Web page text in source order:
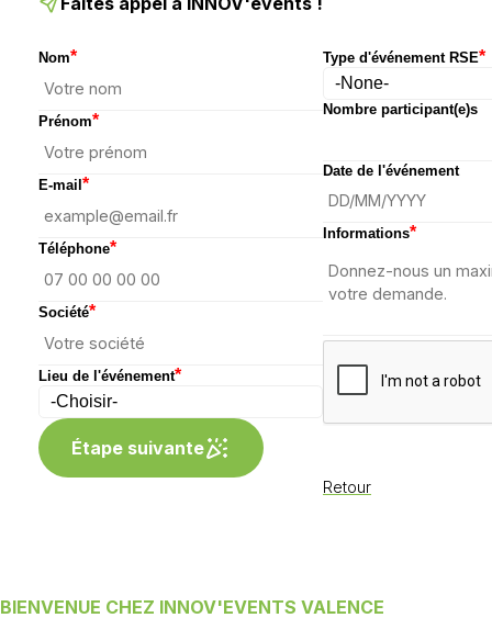
Nom*
Prénom*
E-mail *
Téléphone*
Société*
Lieu de l'événement*
Étape suivante
Type d'événement RSE*
Nombre participant(e)s
Date de l'événement
Informations*
Retour
BIENVENUE CHEZ INNOV'EVENTS VALENCE